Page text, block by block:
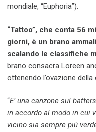
mondiale, “Euphoria”).
“Tattoo”, che conta 56
giorni, è un brano
scalando le classifiche
brano consacra Loreen
ottenendo l’ovazione della
“E’ una canzone sul
in accordo al modo in cui
vicino sia sempre più